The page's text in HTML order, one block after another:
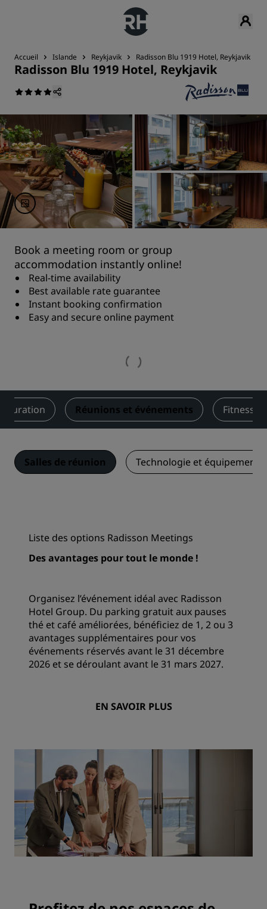
Accueil Islande Reykjavik Radisson Blu 1919 Hotel, Reykjavik
Radisson Blu 1919 Hotel, Reykjavik
Book a meeting room or group
accommodation instantly online!
Real-time availability
Best available rate guarantee
Instant booking confirmation
Easy and secure online payment
Réunions et événements Fitness
Salles de réunion Technologie et équipements
Liste des options Radisson Meetings
Des avantages pour tout le monde !
Organisez l’événement idéal avec Radisson
Hotel Group. Du parking gratuit aux pauses
thé et café améliorées, bénéficiez de 1, 2 ou 3
avantages supplémentaires pour vos
événements réservés avant le 31 décembre
2026 et se déroulant avant le 31 mars 2027.
EN SAVOIR PLUS